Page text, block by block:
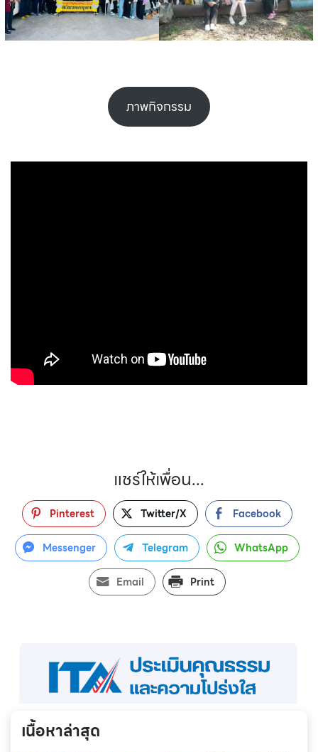
ภาพกิจกรรม
แชร์ให้เพื่อน...
Pinterest Twitter/X Facebook
Messenger Telegram WhatsApp
Email Print
เนื้อหาล่าสุด